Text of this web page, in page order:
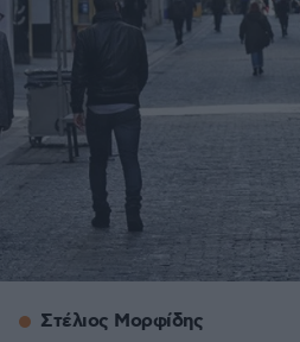
Στέλιος Μορφίδης